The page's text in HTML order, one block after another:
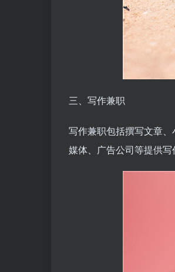
三、写作兼职
写作兼职包括撰写文章
媒体、广告公司等提供